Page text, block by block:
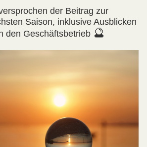
der Beitrag zur
Saison, inklusive Ausblicken
den Geschäftsbetrieb 🔮